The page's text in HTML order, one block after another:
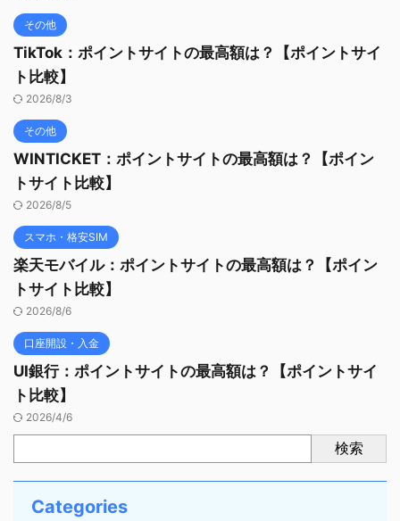
その他
TikTok：ポイントサイトの最高額は？【ポイントサイ
ト比較】
2026/8/3
その他
WINTICKET：ポイントサイトの最高額は？【ポイン
トサイト比較】
2026/8/5
スマホ・格安SIM
楽天モバイル：ポイントサイトの最高額は？【ポイン
トサイト比較】
2026/8/6
口座開設・入金
UI銀行：ポイントサイトの最高額は？【ポイントサイ
ト比較】
2026/4/6
検索
Categories